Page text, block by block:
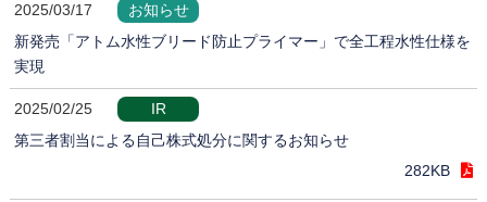
2025/03/17
お知らせ
新発売「アトム水性ブリード防止プライマー」で全工程水性仕様を
実現
2025/02/25
IR
第三者割当による自己株式処分に関するお知らせ
282KB